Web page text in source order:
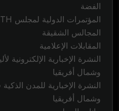
الفضة
المؤتمرات الدولية لمجلس FTTH
المجالس الشقيقة
المقابلات الإعلامية
النشرة الإخبارية الإلكترونية
وشمال أفريقيا
النشرة الإخبارية للمدن
وشمال أفريقيا